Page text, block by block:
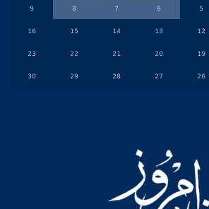
5
6
7
8
9
12
13
14
15
16
19
20
21
22
23
26
27
28
29
30